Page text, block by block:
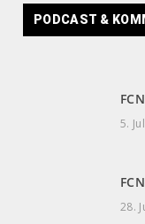
PODCAST &
5.
28.